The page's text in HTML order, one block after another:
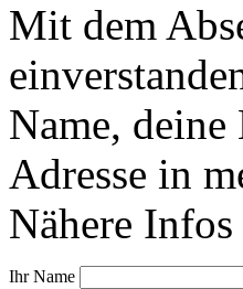
Mit dem
Name,
Adresse in
Nähere
Ihr Name